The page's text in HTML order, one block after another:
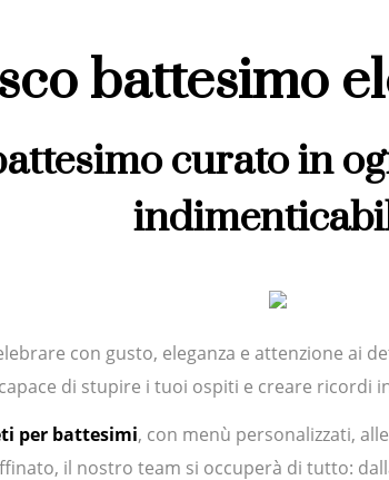
battesimo
curato in
con gusto, eleganza e attenzione ai
di stupire i tuoi ospiti e creare ricordi
per battesimi, con menù personalizzati,
il nostro team si occuperà di tutto: